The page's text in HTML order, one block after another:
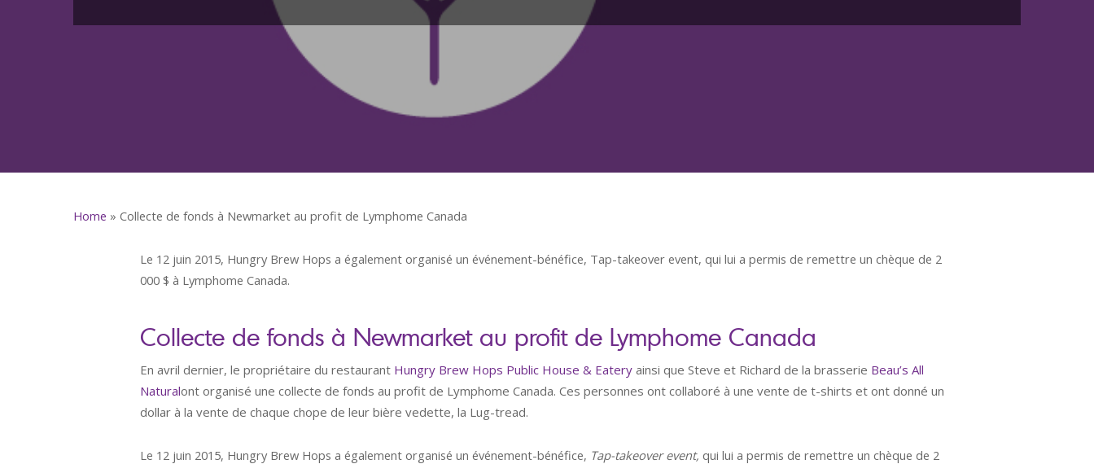
Home » Collecte de fonds à Newmarket au profit de Lymphome Canada
Le 12 juin 2015, Hungry Brew Hops a également organisé un événement-bénéfice, Tap-takeover event, qui lui a permis de remettre un chèque de 2
000 $ à Lymphome Canada.
Collecte de fonds à Newmarket au profit de Lymphome Canada
En avril dernier, le propriétaire du restaurant Hungry Brew Hops Public House & Eatery ainsi que Steve et Richard de la brasserie Beau’s All
Naturalont organisé une collecte de fonds au profit de Lymphome Canada. Ces personnes ont collaboré à une vente de t-shirts et ont donné un
dollar à la vente de chaque chope de leur bière vedette, la Lug-tread.
Le 12 juin 2015, Hungry Brew Hops a également organisé un événement-bénéfice, Tap-takeover event, qui lui a permis de remettre un chèque de 2